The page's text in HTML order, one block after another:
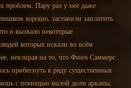
проблем. Пару раз у неё даже
хорошо, заставили заплатить
и вызвало некоторые
которых искали во всём
невзирая на то, что Финч Саммерс
прибегнуть к ряду существенных
с помощью малой доли арканы,